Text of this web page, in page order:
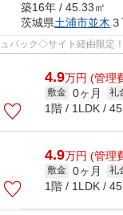
築16年 / 45.33㎡
茨城県土浦市並木
バック◇サイト経由限定
4.9万円 (管理
敷金 0ヶ月 礼
1階 / 1LDK /
4.9万円 (管理
敷金 0ヶ月 礼
1階 / 1LDK /